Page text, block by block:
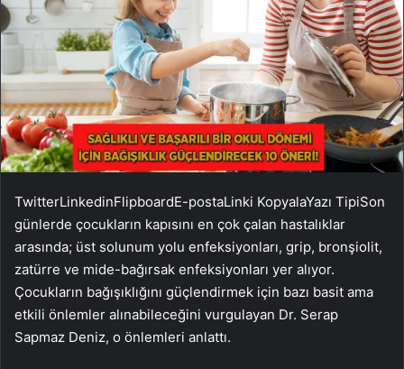
TwitterLinkedinFlipboardE-postaLinki KopyalaYazı TipiSon
günlerde çocukların kapısını en çok çalan hastalıklar
arasında; üst solunum yolu enfeksiyonları, grip, bronşiolit,
zatürre ve mide-bağırsak enfeksiyonları yer alıyor.
Çocukların bağışıklığını güçlendirmek için bazı basit ama
etkili önlemler alınabileceğini vurgulayan Dr. Serap
Sapmaz Deniz, o önlemleri anlattı.